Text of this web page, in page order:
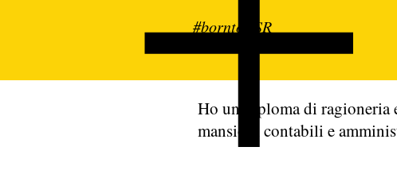
#borntoCSR
Ho un diploma di ragioneria
mansioni contabili e